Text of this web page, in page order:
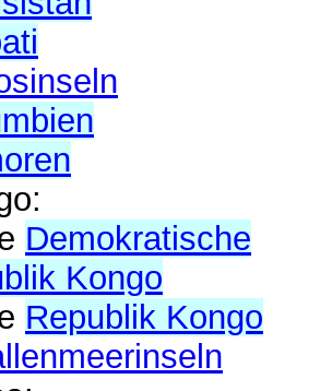
Demokratische
Kongo
Republik Kongo